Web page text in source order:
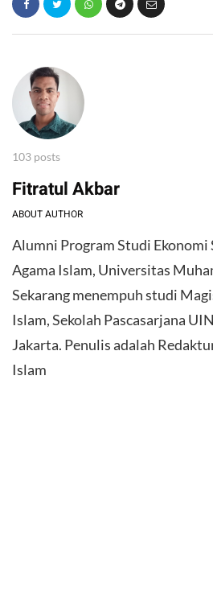
103 posts
Fitratul Akbar
ABOUT AUTHOR
Alumni Program Studi Ekonomi
Agama Islam, Universitas
Sekarang menempuh studi
Islam, Sekolah Pascasarjana
Jakarta. Penulis adalah
Islam